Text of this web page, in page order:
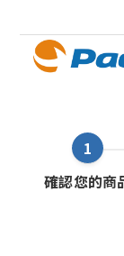
1
確認您的商